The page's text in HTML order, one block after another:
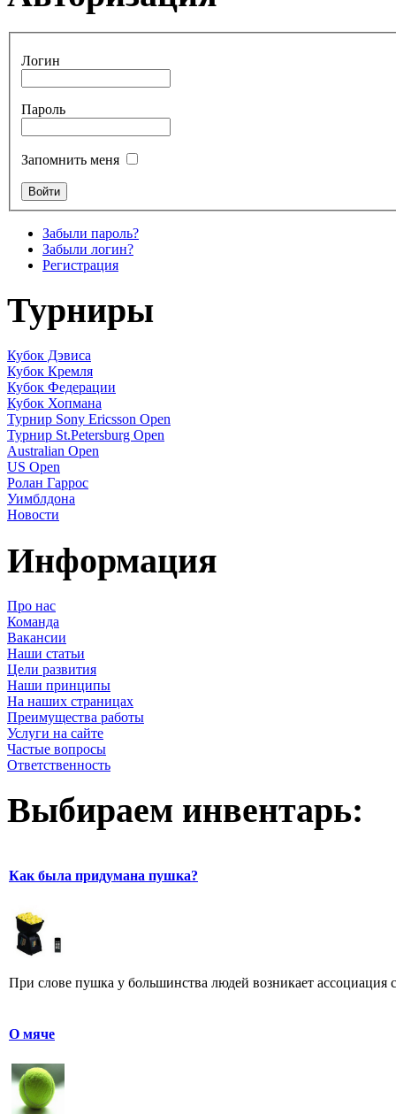
Логин
Пароль
Запомнить меня
Забыли пароль?
Забыли логин?
Регистрация
Турниры
Кубок Дэвиса
Кубок Кремля
Кубок Федерации
Кубок Хопмана
Турнир Sony Ericsson Open
Турнир St.Petersburg Open
Australian Open
US Open
Ролан Гаррос
Уимблдона
Новости
Информация
Про нас
Команда
Вакансии
Наши статьи
Цели развития
Наши принципы
На наших страницах
Преимущества работы
Услуги на сайте
Частые вопросы
Ответственность
Выбираем инвентарь:
Как была придумана пушка?
При слове пушка у большинства людей возникает ассоциация
О мяче